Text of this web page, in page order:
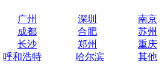
广州 深圳
南京
成都 合肥
苏州
长沙 郑州
重庆
呼和浩特 哈尔滨
其他